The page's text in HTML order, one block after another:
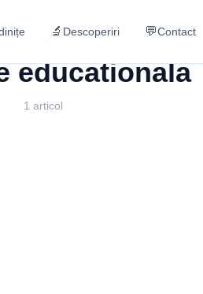
🔬 Descoperiri 💬Contact
educationala
1 articol